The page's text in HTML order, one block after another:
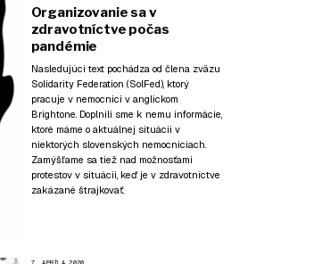
Organizovanie sa v
zdravotníctve počas
pandémie
Nasledujúci text pochádza od člena zväzu
Solidarity Federation (SolFed), ktorý
pracuje v nemocnici v anglickom
Brightone. Doplnili sme k nemu informácie,
ktoré máme o aktuálnej situácii v
niektorých slovenských nemocniciach.
Zamýšľame sa tiež nad možnosťami
protestov v situácii, keď je v zdravotníctve
zakázané štrajkovať.